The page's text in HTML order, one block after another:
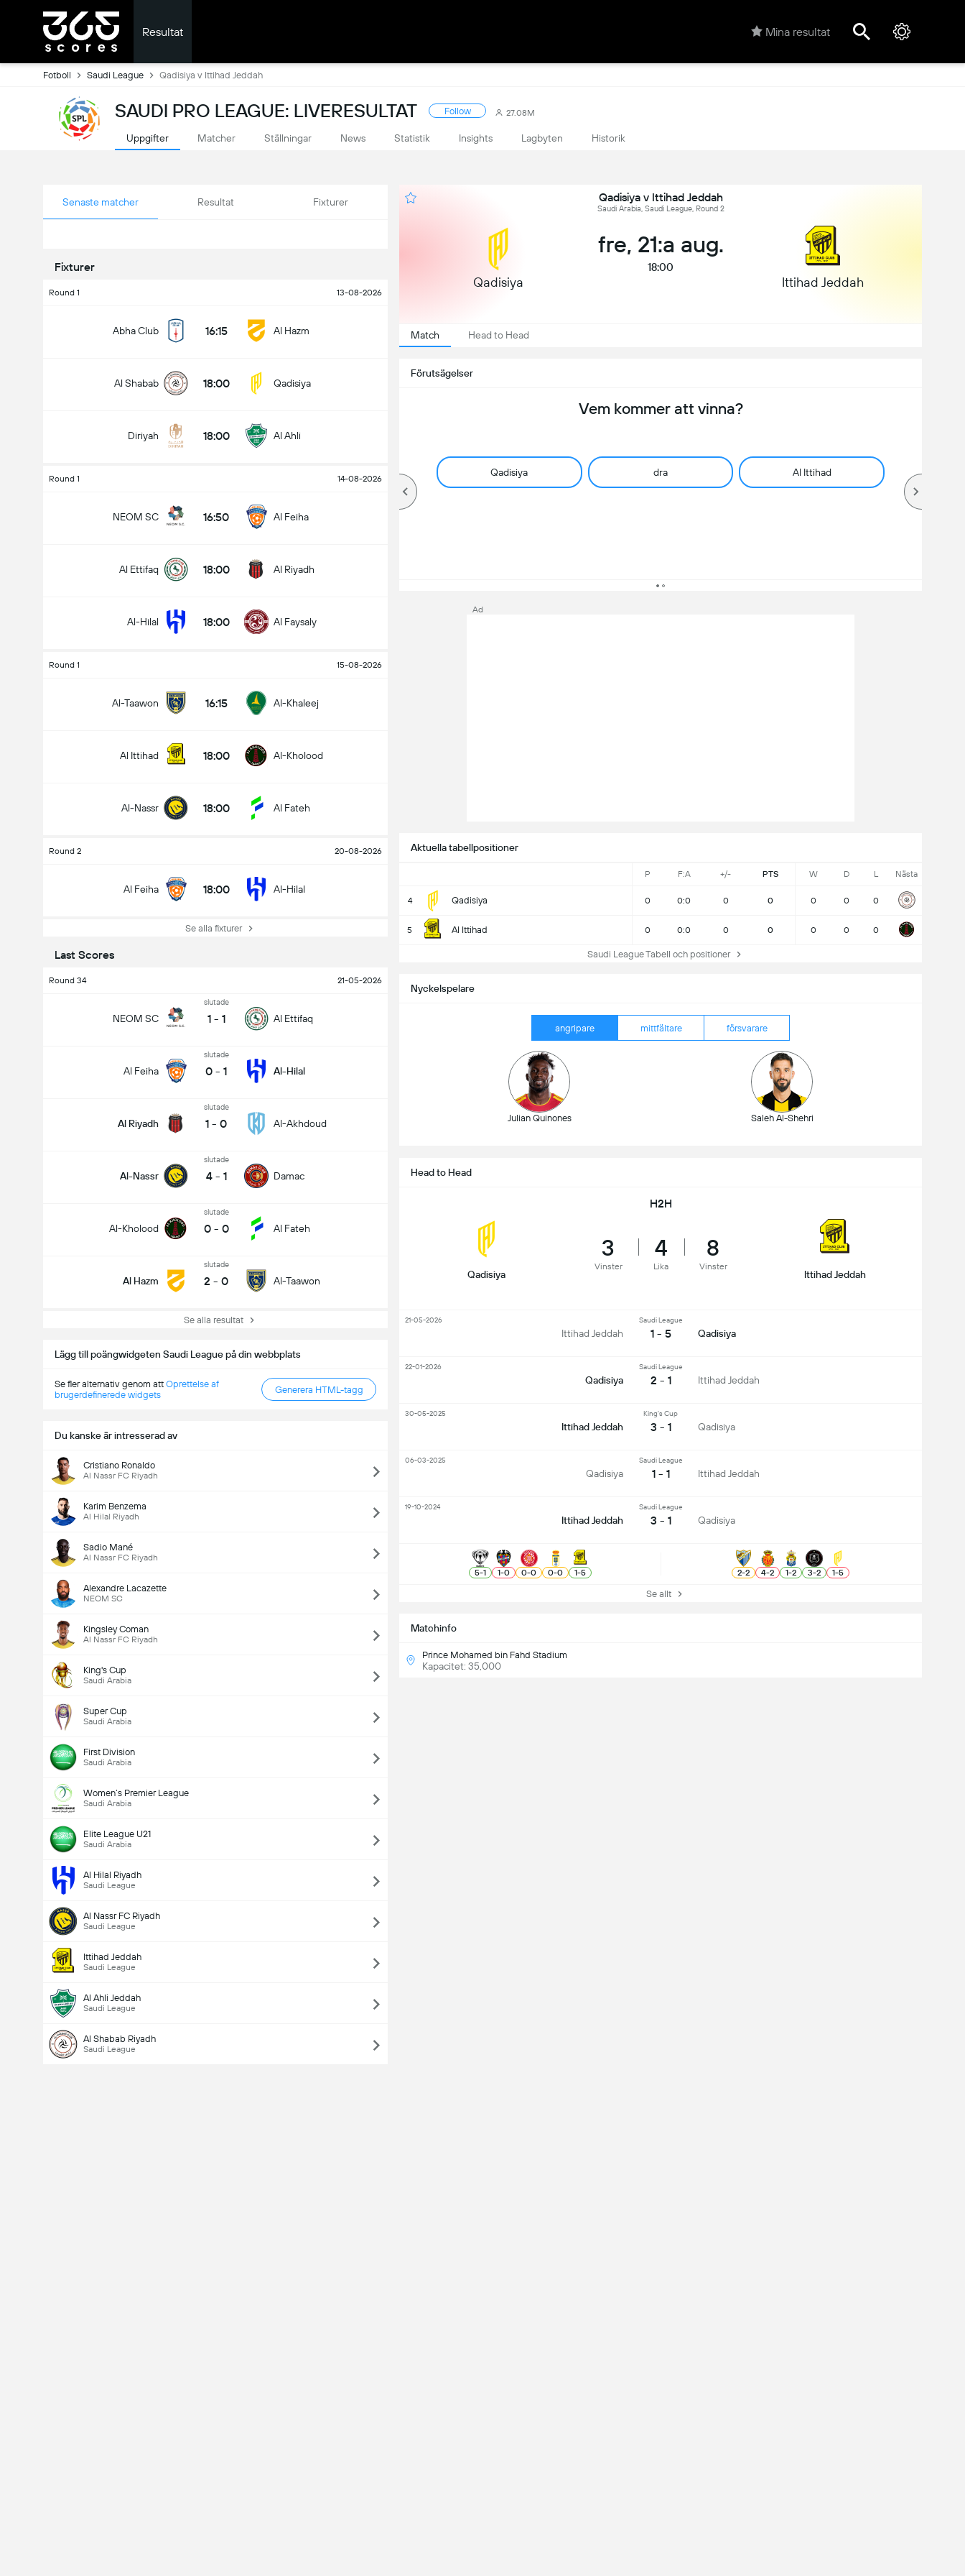
Resultat Mina resultat
Fotboll Saudi League Qadisiya v Ittihad Jeddah
SAUDI PRO LEAGUE: LIVERESULTAT Follow 27.08M
Uppgifter Matcher Ställningar News Statistik Insights Lagbyten Historik
Senaste matcher Resultat Fixturer
Fixturer
Round 1 13-08-2026
Abha Club 16:15 Al Hazm
Al Shabab 18:00 Qadisiya
Diriyah 18:00 Al Ahli
Round 1 14-08-2026
NEOM SC 16:50 Al Feiha
Al Ettifaq 18:00 Al Riyadh
Al-Hilal 18:00 Al Faysaly
Round 1 15-08-2026
Al-Taawon 16:15 Al-Khaleej
Al Ittihad 18:00 Al-Kholood
Al-Nassr 18:00 Al Fateh
Round 2 20-08-2026
Al Feiha 18:00 Al-Hilal
Se alla fixturer
Last Scores
Round 34 21-05-2026
NEOM SC
slutade
1 - 1 Al Ettifaq
Al Feiha
slutade
0 - 1 Al-Hilal
Al Riyadh
slutade
1 - 0 Al-Akhdoud
Al-Nassr
slutade
4 - 1 Damac
Al-Kholood
slutade
0 - 0 Al Fateh
Al Hazm
slutade
2 - 0 Al-Taawon
Se alla resultat
Lägg till poängwidgeten Saudi League på din webbplats
Se fler alternativ genom att Oprettelse af
brugerdefinerede widgets
Generera HTML-tagg
Du kanske är intresserad av
Cristiano Ronaldo
Al Nassr FC Riyadh
Karim Benzema
Al Hilal Riyadh
Sadio Mané
Al Nassr FC Riyadh
Alexandre Lacazette
NEOM SC
Kingsley Coman
Al Nassr FC Riyadh
King's Cup
Saudi Arabia
Super Cup
Saudi Arabia
First Division
Saudi Arabia
Women’s Premier League
Saudi Arabia
Elite League U21
Saudi Arabia
Al Hilal Riyadh
Saudi League
Al Nassr FC Riyadh
Saudi League
Ittihad Jeddah
Saudi League
Al Ahli Jeddah
Saudi League
Al Shabab Riyadh
Saudi League
Qadisiya v Ittihad Jeddah
Saudi Arabia, Saudi League, Round 2
Qadisiya
fre, 21:a aug.
18:00
Ittihad Jeddah
Match Head to Head
Förutsägelser
Vem kommer att vinna?
Qadisiya dra Al Ittihad
Aktuella tabellpositioner
P F:A +/- PTS W D L Nästa
4 Qadisiya 0 0:0 0 0 0 0 0
5 Al Ittihad 0 0:0 0 0 0 0 0
Saudi League Tabell och positioner
Nyckelspelare
angripare mittfältare försvarare
Julian Quinones Saleh Al-Shehri
Matchinfo
Prince Mohamed bin Fahd Stadium
Kapacitet: 35,000
Head to Head
H2H
Qadisiya
3
Vinster
4
Lika
8
Vinster
Ittihad Jeddah
Ittihad Jeddah
Saudi League
1 - 5 Qadisiya
21-05-2026
Qadisiya
Saudi League
2 - 1 Ittihad Jeddah
22-01-2026
Ittihad Jeddah
King's Cup
3 - 1 Qadisiya
30-05-2025
Qadisiya
Saudi League
1 - 1 Ittihad Jeddah
06-03-2025
Ittihad Jeddah
Saudi League
3 - 1 Qadisiya
19-10-2024
5-1 1-0 0-0 0-0 1-5 2-2 4-2 1-2 3-2 1-5
Se allt
Ad